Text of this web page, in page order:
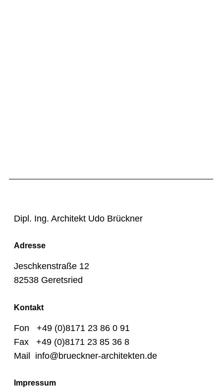
Dipl. Ing. Architekt Udo Brückner
Adresse
Jeschkenstraße 12
82538 Geretsried
Kontakt
Fon +49 (0)8171 23 86 0 91
Fax +49 (0)8171 23 85 36 8
Mail info@brueckner-architekten.de
Impressum